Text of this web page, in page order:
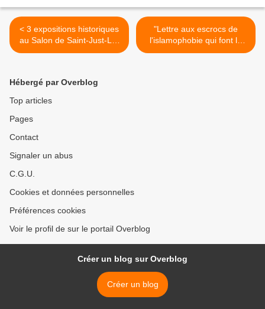
< 3 expositions historiques
au Salon de Saint-Just-Le-
Martel
"Lettre aux escrocs de
l'islamophobie qui font le
jeu des racistes", de Charb,
Hébergé par Overblog
Top articles
Pages
Contact
Signaler un abus
C.G.U.
Cookies et données personnelles
Préférences cookies
Voir le profil de sur le portail Overblog
Créer un blog sur Overblog
Créer un blog